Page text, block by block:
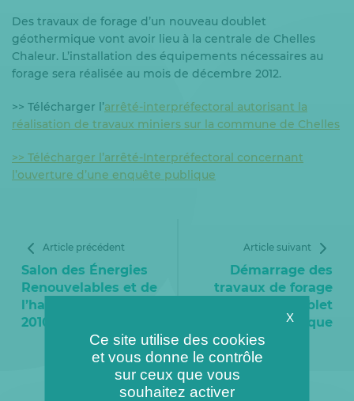
Des travaux de forage d’un nouveau doublet
géothermique vont avoir lieu à la centrale de Chelles
Chaleur. L’installation des équipements nécessaires au
forage sera réalisée au mois de décembre 2012.
>> Télécharger l’arrêté-interpréfectoral autorisant la
réalisation de travaux miniers sur la commune de Chelles
>> Télécharger l’arrêté-Interpréfectoral concernant
l’ouverture d’une enquête publique
Article précédent
Salon des Énergies
Renouvelables et de
l’habitat Écologique
2010
Article suivant
Démarrage des
travaux de forage
du doublet
géothermique
X
Ce site utilise des cookies
et vous donne le contrôle
sur ceux que vous
souhaitez activer